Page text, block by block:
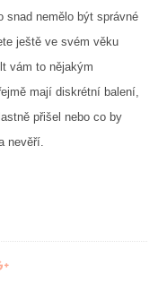
snad nemělo být správné
ještě ve svém věku
vám to nějakým
mají diskrétní balení,
přišel nebo co by
nevěří.